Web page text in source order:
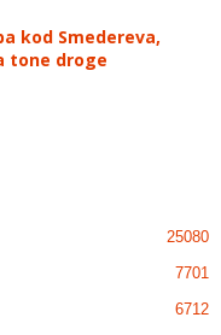
kod Smedereva,
tone droge
25080
7701
6712